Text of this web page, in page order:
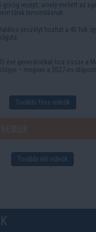
görög recept, amely mellett az
tűnik lemondásnak
veszélyt hozhat a 40 fok:
hőguta
éve generációkat hoz össze a
– megvan a 2027-es
További friss videók
További élő videók